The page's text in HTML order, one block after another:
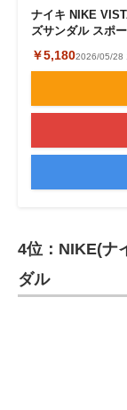
ナイキ NIKE
ズサンダル スポ
￥5,1802026/05/28
4位：NIKE(ナ
ダル